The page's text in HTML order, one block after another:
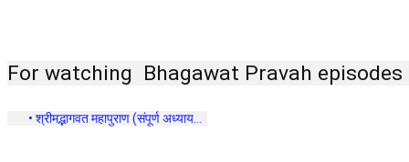
For watching  Bhagawat Pravah
• श्रीमद्भागवत महापुराण (संपूर्ण अध्याय...